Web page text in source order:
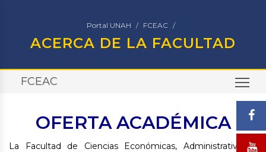
Portal UNAH FCEAC
ACERCA DE LA FACULTAD
FCEAC
OFERTA ACADÉMICA
La Facultad de Ciencias Económicas, Administrativas y